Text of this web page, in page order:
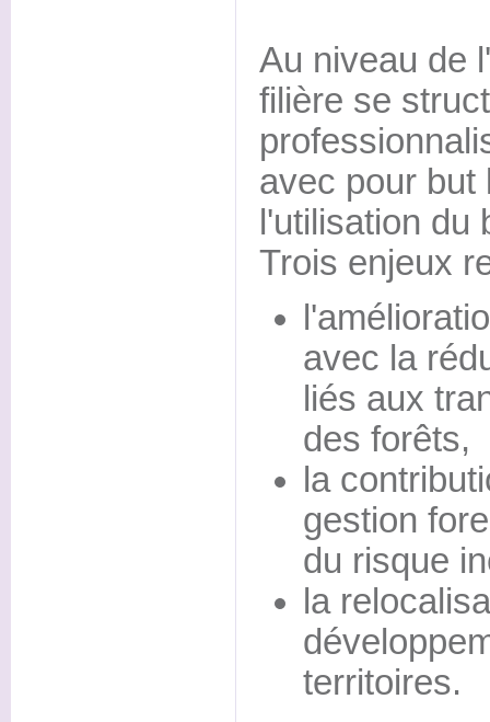
Au niveau de
filière se
avec pour but
l'utilisation du
Trois enjeux
avec la
liés aux
des forêts,
la
gestion
du risque
la
territoires.